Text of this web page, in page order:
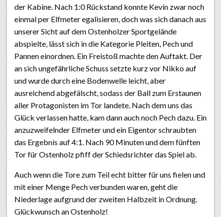
der Kabine. Nach 1:0 Rückstand konnte Kevin zwar noch
einmal per Elfmeter egalisieren, doch was sich danach aus
unserer Sicht auf dem Ostenholzer Sportgelände
abspielte, lässt sich in die Kategorie Pleiten, Pech und
Pannen einordnen. Ein Freistoß machte den Auftakt. Der
an sich ungefährliche Schuss setzte kurz vor Nikko auf
und wurde durch eine Bodenwelle leicht, aber
ausreichend abgefälscht, sodass der Ball zum Erstaunen
aller Protagonisten im Tor landete. Nach dem uns das
Glück verlassen hatte, kam dann auch noch Pech dazu. Ein
anzuzweifelnder Elfmeter und ein Eigentor schraubten
das Ergebnis auf 4:1. Nach 90 Minuten und dem fünften
Tor für Ostenholz pfiff der Schiedsrichter das Spiel ab.
Auch wenn die Tore zum Teil echt bitter für uns fielen und
mit einer Menge Pech verbunden waren, geht die
Niederlage aufgrund der zweiten Halbzeit in Ordnung.
Glückwunsch an Ostenholz!